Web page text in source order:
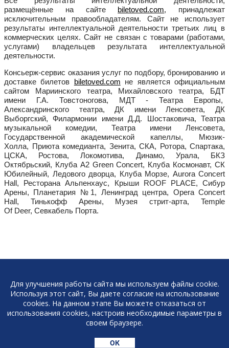
размещённые на сайте biletoved.com, принадлежат
исключительным правообладателям. Сайт не использует
результаты интеллектуальной деятельности третьих лиц в
коммерческих целях. Сайт не связан с товарами (работами,
услугами) владельцев результата интеллектуальной
деятельности.
Консьерж-сервис оказания услуг по подбору, бронированию и
доставке билетов biletoved.com не является официальным
сайтом Мариинского театра, Михайловского театра, БДТ
имени Г.А. Товстоногова, МДТ - Театра Европы,
Александринского театра, ДК имени Ленсовета, ДК
Выборгский, Филармонии имени Д.Д. Шостаковича, Театра
музыкальной комедии, Театра имени Ленсовета,
Государственной академической капеллы, Мюзик-
Холла, Приюта комедианта, Зенита, СКА, Ротора, Спартака,
ЦСКА, Ростова, Локомотива, Динамо, Урала, БКЗ
Октябрьский, Клуба А2 Green Concert, Клуба Космонавт, СК
Юбилейный, Ледового дворца, Клуба Морзе, Aurora Concert
Hall, Ресторана Альпенхаус, Крыши ROOF PLACE, Сибур
Арены, Планетария №1, Ленинград центра, Opera Concert
Hall, Тинькофф Арены, Музея стрит-арта, Temple
Of Deer, Севкабель Порта.
РАССЫЛКА ВЫГОДНЫХ ПРЕДЛОЖЕНИЙ
В TELEGRAM
ПОДПИСАТЬСЯ
+7 (921) 931-16-90
Для улучшения работы сайта мы используем файлы cookie.
Используя этот сайт, Вы даете согласие на использование
cookies. На данном этапе Вы можете отказаться от
использования cookies, настроив необходимые параметры в
своем браузере.
ОК